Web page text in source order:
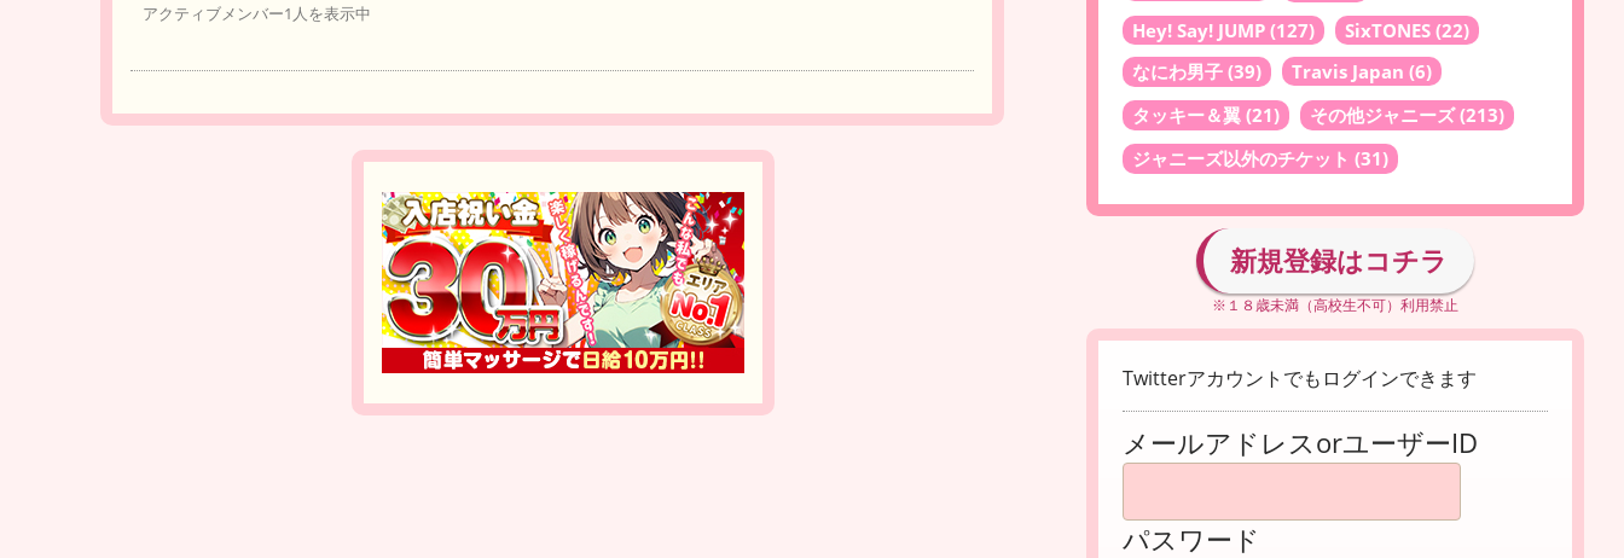
アクティブメンバー1人を表示中
Hey! Say! JUMP (127) SixTONES (22)
なにわ男子 (39) Travis Japan (6)
タッキー＆翼 (21) その他ジャニーズ(213)
ジャニーズ以外のチケット (31)
新規登録はコチラ
※１８歳未満（高校生不可）利用禁止
Twitterアカウントでもログインできます
メールアドレスorユーザーID
パスワード